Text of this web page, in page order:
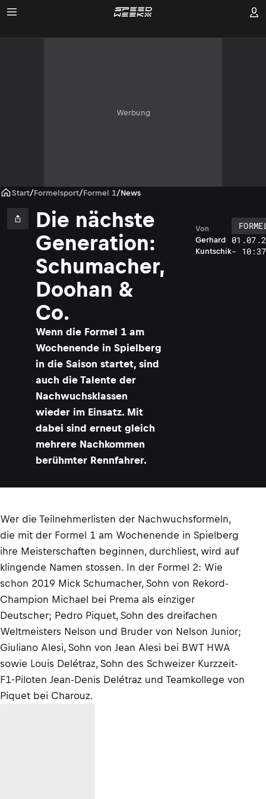
Werbung
Start/Formelsport/Formel 1/News
Die nächste
Generation:
Schumacher,
Doohan &
Co.
Wenn die Formel 1 am
Wochenende in Spielberg
in die Saison startet, sind
auch die Talente der
Nachwuchsklassen
wieder im Einsatz. Mit
dabei sind erneut gleich
mehrere Nachkommen
berühmter Rennfahrer.
Gerhard
Kuntschik
Von
- 10:37
Wer die Teilnehmerlisten der Nachwuchsformeln,
die mit der Formel 1 am Wochenende in Spielberg
ihre Meisterschaften beginnen, durchliest, wird auf
klingende Namen stossen. In der Formel 2: Wie
schon 2019 Mick Schumacher, Sohn von Rekord-
Champion Michael bei Prema als einziger
Deutscher; Pedro Piquet, Sohn des dreifachen
Weltmeisters Nelson und Bruder von Nelson Junior;
Giuliano Alesi, Sohn von Jean Alesi bei BWT HWA
sowie Louis Delétraz, Sohn des Schweizer Kurzzeit-
F1-Piloten Jean-Denis Delétraz und Teamkollege von
Piquet bei Charouz.